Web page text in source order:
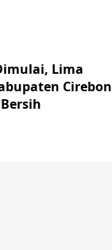
Lima
Cirebon